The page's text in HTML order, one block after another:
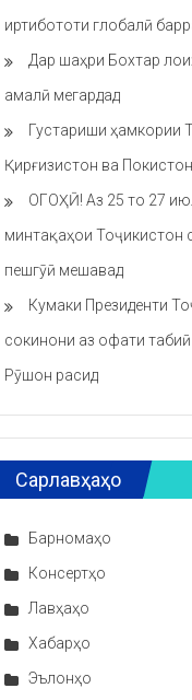
иртибототи глобалӣ
Дар шаҳри Бохтар
амалӣ мегардад
Густариши ҳамкории
Қирғизистон ва
ОГОҲӢ! Аз 25 то 27
минтақаҳои Тоҷикистон
пешгӯӣ мешавад
Кумаки Президенти
сокинони аз офати
Рӯшон расид
Сарлавҳаҳо
Барномаҳо
Консертҳо
Лавҳаҳо
Хабарҳо
Эълонҳо